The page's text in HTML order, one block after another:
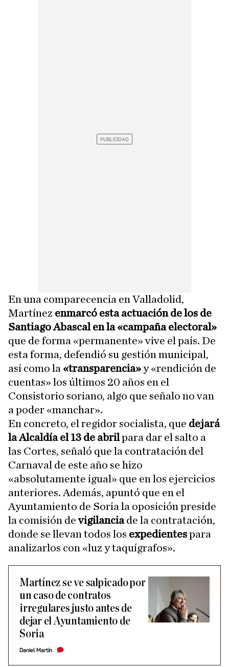
En una comparecencia en Valladolid,
Martínez enmarcó esta actuación de los de
Santiago Abascal en la «campaña electoral»
que de forma «permanente» vive el país. De
esta forma, defendió su gestión municipal,
así como la «transparencia»y «rendición de
cuentas» los últimos 20 años en el
Consistorio soriano, algo que señalo no van
a poder «manchar».
En concreto, el regidor socialista, que dejará
la Alcaldía el 13 de abrilpara dar el salto a
las Cortes, señaló que la contratación del
Carnaval de este año se hizo
«absolutamente igual» que en los ejercicios
anteriores. Además, apuntó que en el
Ayuntamiento de Soria la oposición preside
la comisión devigilanciade la contratación,
donde se llevan todos los expedientespara
analizarlos con «luz y taquígrafos».
Martínez se ve salpicado por
un caso de contratos
irregulares justo antes de
dejar el Ayuntamiento de
Soria
Daniel Martín